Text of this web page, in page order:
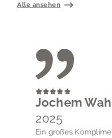
Alle ansehen
Jochem
2025
Ein großes